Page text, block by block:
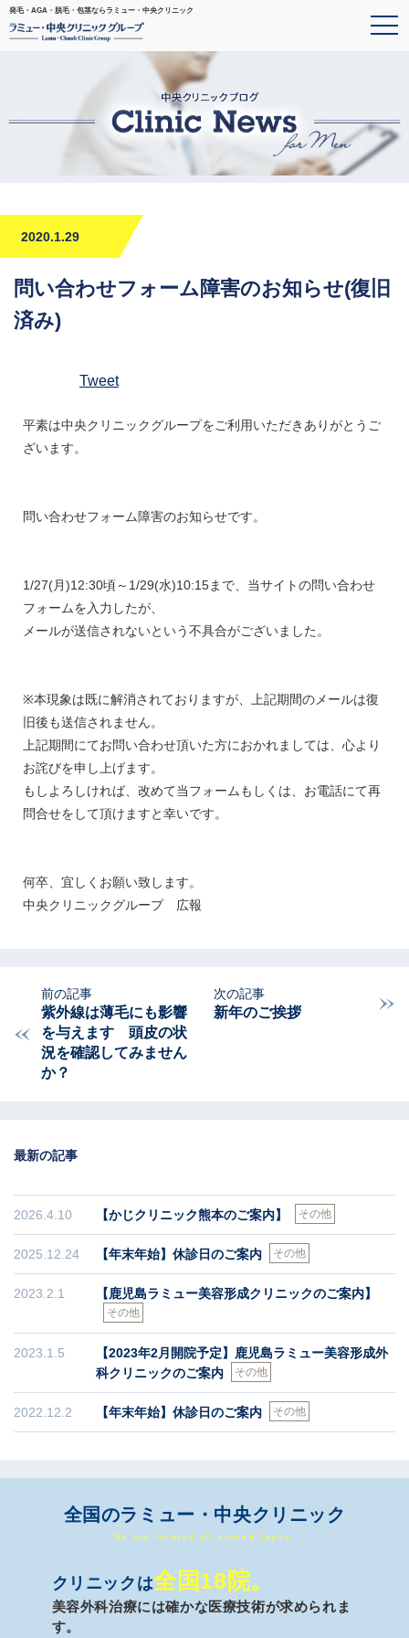
発毛・AGA・脱毛・包茎ならラミュー・中央クリニック
2020.1.29
問い合わせフォーム障害のお知らせ(復旧
済み)
Tweet
平素は中央クリニックグループをご利用いただきありがとうご
ざいます。
問い合わせフォーム障害のお知らせです。
1/27(月)12:30頃～1/29(水)10:15まで、当サイトの問い合わせ
フォームを入力したが、
メールが送信されないという不具合がございました。
※本現象は既に解消されておりますが、上記期間のメールは復
旧後も送信されません。
上記期間にてお問い合わせ頂いた方におかれましては、心より
お詫びを申し上げます。
もしよろしければ、改めて当フォームもしくは、お電話にて再
問合せをして頂けますと幸いです。
何卒、宜しくお願い致します。
中央クリニックグループ 広報
紫外線は薄毛にも影響
を与えます 頭皮の状
況を確認してみません
か？
新年のご挨拶
最新の記事
2026.4.10 【かじクリニック熊本のご案内】 その他
2025.12.24 【年末年始】休診日のご案内 その他
2023.2.1 【鹿児島ラミュー美容形成クリニックのご案内】
その他
2023.1.5
【2023年2月開院予定】鹿児島ラミュー美容形成外
科クリニックのご案内
その他
2022.12.2 【年末年始】休診日のご案内 その他
全国のラミュー・中央クリニック
We are located all around Japan.
クリニックは全国18院。
美容外科治療には確かな医療技術が求められま
す。